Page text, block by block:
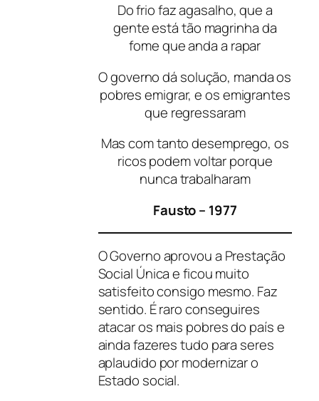
Do frio faz agasalho, que a
gente está tão magrinha da
fome que anda a rapar
O governo dá solução, manda os
pobres emigrar, e os emigrantes
que regressaram
Mas com tanto desemprego, os
ricos podem voltar porque
nunca trabalharam
Fausto – 1977
O Governo aprovou a Prestação
Social Única e ficou muito
satisfeito consigo mesmo. Faz
sentido. É raro conseguires
atacar os mais pobres do país e
ainda fazeres tudo para seres
aplaudido por modernizar o
Estado social.